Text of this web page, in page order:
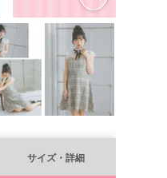
サイズ・詳細